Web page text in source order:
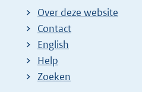
Over deze website
Contact
English
Help
Zoeken